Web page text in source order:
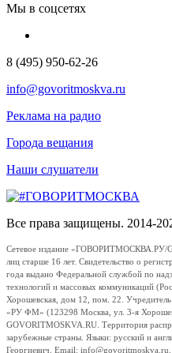
Мы в соцсетях
8 (495) 950-62-26
info@govoritmoskva.ru
Реклама на радио
Города вещания
Наши слушатели
Все права защищены. 2014-
Сетевое издание «ГОВОРИТМОСКВА.РУ/
лиц старше 16 лет. Свидетельство о
года выдано Федеральной службой по
технологий и массовых коммуникаций
Хорошевская, дом 12, пом. 22.
«РУ ФМ» (123298 Москва, ул. 3-я
GOVORITMOSKVA.RU. Территория
зарубежные страны. Языки: русский и
Георгиевич. Email: